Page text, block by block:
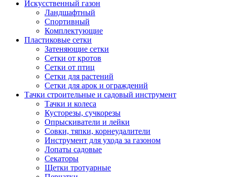
Искусственный газон
Ландшафтный
Спортивный
Комплектующие
Пластиковые сетки
Затеняющие сетки
Сетки от кротов
Сетки от птиц
Сетки для растений
Сетки для арок и ограждений
Тачки строительные и садовый инструмент
Тачки и колеса
Кусторезы, сучкорезы
Опрыскиватели и лейки
Совки, тяпки, корнеудалители
Инструмент для ухода за газоном
Лопаты садовые
Секаторы
Щетки тротуарные